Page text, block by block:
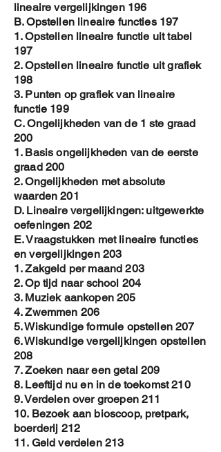
lineaire vergelijkingen 196
B. Opstellen lineaire functies 197
1. Opstellen lineaire functie uit tabel
197
2. Opstellen lineaire functie uit grafiek
198
3. Punten op grafiek van lineaire
functie 199
C. Ongelijkheden van de 1 ste graad
200
1. Basis ongelijkheden van de eerste
graad 200
2. Ongelijkheden met absolute
waarden 201
D. Lineaire vergelijkingen: uitgewerkte
oefeningen 202
E. Vraagstukken met lineaire functies
en vergelijkingen 203
1. Zakgeld per maand 203
2. Op tijd naar school 204
3. Muziek aankopen 205
4. Zwemmen 206
5. Wiskundige formule opstellen 207
6. Wiskundige vergelijkingen opstellen
208
7. Zoeken naar een getal 209
8. Leeftijd nu en in de toekomst 210
9. Verdelen over groepen 211
10. Bezoek aan bioscoop, pretpark,
boerderij 212
11. Geld verdelen 213